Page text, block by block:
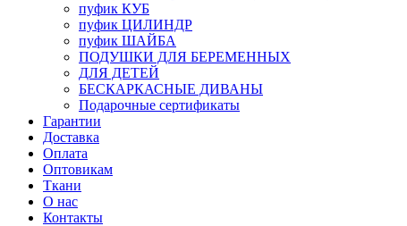
пуфик КУБ
пуфик ЦИЛИНДР
пуфик ШАЙБА
ПОДУШКИ ДЛЯ БЕРЕМЕННЫХ
ДЛЯ ДЕТЕЙ
БЕСКАРКАСНЫЕ ДИВАНЫ
Подарочные сертификаты
Гарантии
Доставка
Оплата
Оптовикам
Ткани
О нас
Контакты